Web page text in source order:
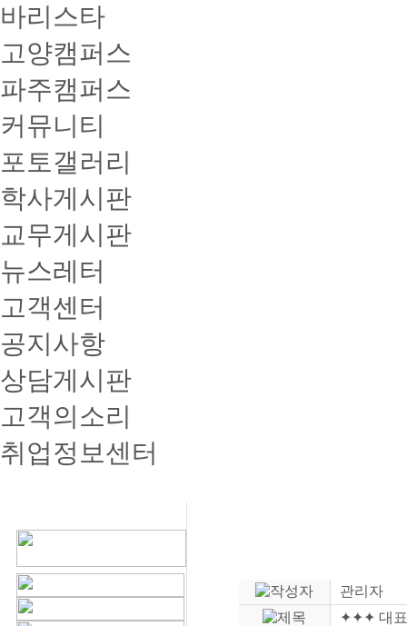
바리스타
고양캠퍼스
파주캠퍼스
커뮤니티
포토갤러리
학사게시판
교무게시판
뉴스레터
고객센터
공지사항
상담게시판
고객의소리
취업정보센터
관리자
✦✦✦ 대표